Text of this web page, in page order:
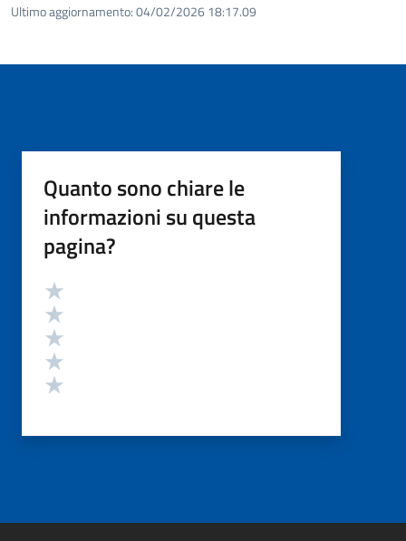
Ultimo aggiornamento:04/02/2026 18:17.09
Quanto sono chiare le
informazioni su questa
pagina?
Valutazione